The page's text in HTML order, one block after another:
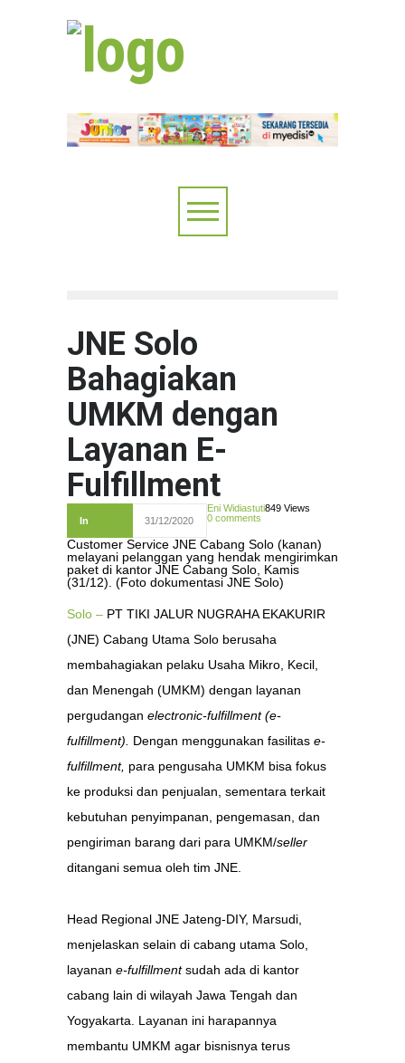
JNE Solo
Bahagiakan
UMKM dengan
Layanan E-
Fulfillment
In 31/12/2020
Eni Widiastuti849 Views
0 comments
Customer Service JNE Cabang Solo (kanan)
melayani pelanggan yang hendak mengirimkan
paket di kantor JNE Cabang Solo, Kamis
(31/12). (Foto dokumentasi JNE Solo)
Solo – PT TIKI JALUR NUGRAHA EKAKURIR
(JNE) Cabang Utama Solo berusaha
membahagiakan pelaku Usaha Mikro, Kecil,
dan Menengah (UMKM) dengan layanan
pergudangan electronic-fulfillment (e-
fulfillment). Dengan menggunakan fasilitas e-
fulfillment, para pengusaha UMKM bisa fokus
ke produksi dan penjualan, sementara terkait
kebutuhan penyimpanan, pengemasan, dan
pengiriman barang dari para UMKM/seller
ditangani semua oleh tim JNE.
Head Regional JNE Jateng-DIY, Marsudi,
menjelaskan selain di cabang utama Solo,
layanan e-fulfillmentsudah ada di kantor
cabang lain di wilayah Jawa Tengah dan
Yogyakarta. Layanan ini harapannya
membantu UMKM agar bisnisnya terus